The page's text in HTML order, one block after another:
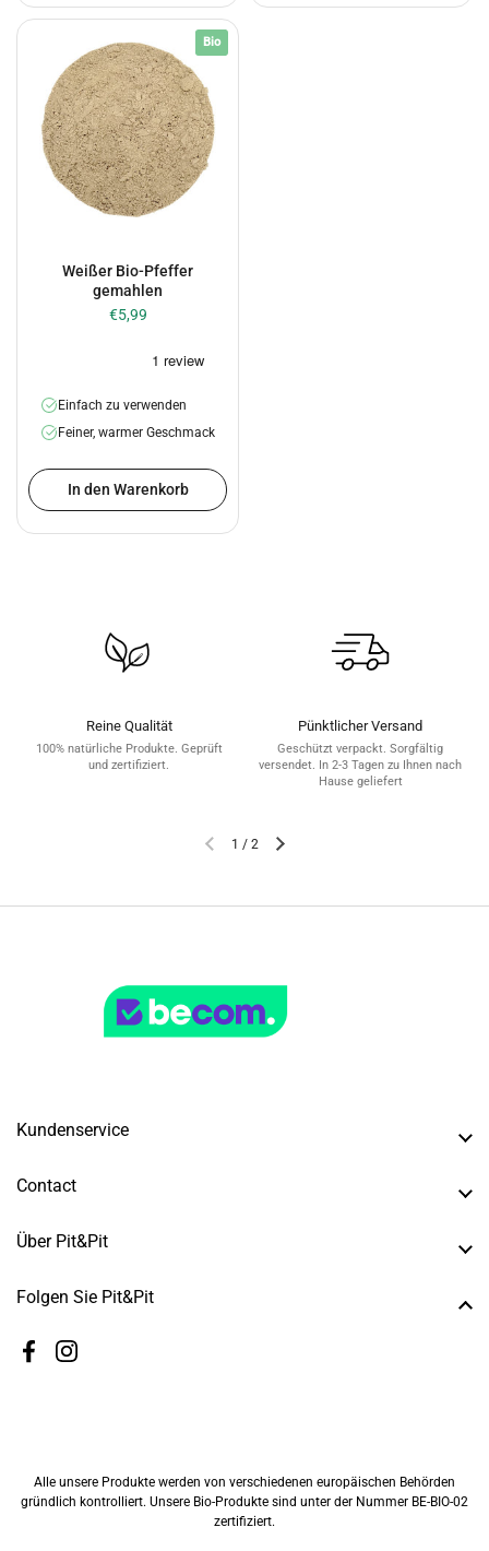
Weißer Bio-Pfeffer
gemahlen
€5,99
Einfach zu verwenden
Feiner, warmer Geschmack
In den Warenkorb
Bio
Reine Qualität
100% natürliche Produkte. Geprüft
und zertifiziert.
Pünktlicher Versand
Geschützt verpackt. Sorgfältig
versendet. In 2-3 Tagen zu Ihnen nach
Hause geliefert
1 / 2
Kundenservice
Contact
Über Pit&Pit
Folgen Sie Pit&Pit
FacebookInstagram
Alle unsere Produkte werden von verschiedenen europäischen Behörden
gründlich kontrolliert. Unsere Bio-Produkte sind unter der Nummer BE-BIO-02
zertifiziert.